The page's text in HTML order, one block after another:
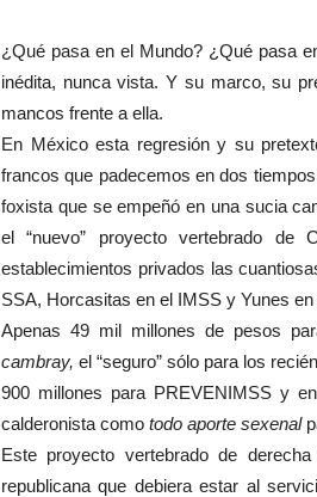
¿Qué pasa en el Mundo? ¿Qué pasa
inédita, nunca vista. Y su marco, su
mancos frente a ella.
En México esta regresión y su
francos que padecemos en dos
foxista que se empeñó en una sucia
el “nuevo” proyecto vertebrado de
establecimientos privados las
SSA, Horcasitas en el IMSS y Yunes
Apenas 49 mil millones de pesos
cambray,el “seguro” sólo para los
900 millones para PREVENIMSS y
calderonista como todo aporte sexenal
Este proyecto vertebrado de
republicana que debiera estar al